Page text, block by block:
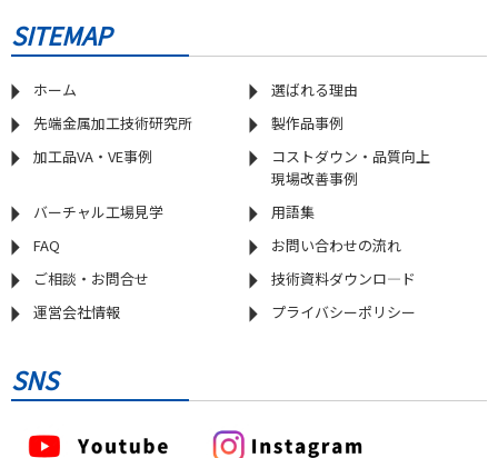
SITEMAP
ホーム
選ばれる理由
先端金属加工技術研究所
製作品事例
加工品VA・VE事例
コストダウン・品質向上
現場改善事例
バーチャル工場見学
用語集
FAQ
お問い合わせの流れ
ご相談・お問合せ
技術資料ダウンロ―ド
運営会社情報
プライバシーポリシー
SNS